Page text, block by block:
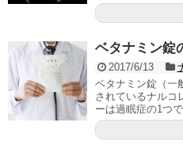
ベタナミン錠
2017/6/13
ベタナミン錠（一
されているナルコ
ーは過眠症の1つ